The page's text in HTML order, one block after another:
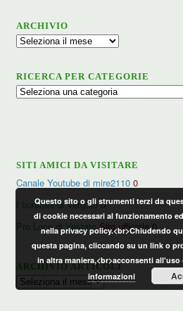
ARCHIVIO
Archivio
RICERCA PER CATEGORIE
Ricerca
SITI AMICI DA VISITARE
Canale Youtube di mire2110 0
I burattini di Vergato0
Pro Loco di VergatoSito ufficiale 0
ARCHIVIO ARTICOLI
Archivio
Questo sito o gli strumenti terzi da
di cookie necessari al funzionamento
nella privacy policy.<br>Chiudendo
questa pagina, cliccando su un link o
in altra maniera,<br>acconsenti all'uso
informazioni